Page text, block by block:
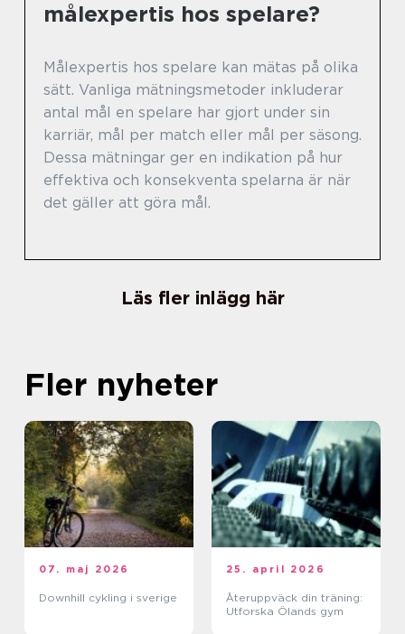
målexpertis hos spelare?
Målexpertis hos spelare kan mätas på olika
sätt. Vanliga mätningsmetoder inkluderar
antal mål en spelare har gjort under sin
karriär, mål per match eller mål per säsong.
Dessa mätningar ger en indikation på hur
effektiva och konsekventa spelarna är när
det gäller att göra mål.
Läs fler inlägg här
Fler nyheter
07. maj 2026
Downhill cykling i sverige
25. april 2026
Återuppväck din träning:
Utforska Ölands gym